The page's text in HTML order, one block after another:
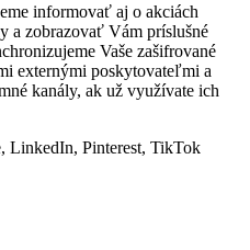
informovať aj o akciách
a zobrazovať Vám príslušné
Vaše zašifrované
externými poskytovateľmi a
kanály, ak už využívate ich
LinkedIn, Pinterest, TikTok